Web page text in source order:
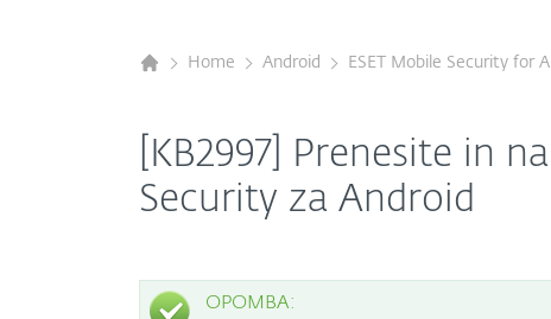
Home Android ESET Mobile Security for
[KB2997] Prenesite in
Security za Android
OPOMBA: